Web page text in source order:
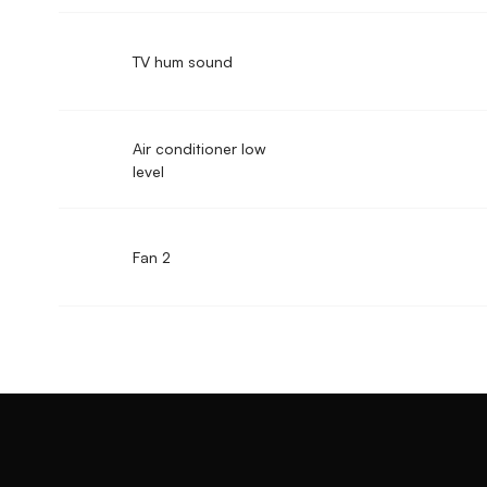
TV hum sound
Air conditioner low
level
Fan 2